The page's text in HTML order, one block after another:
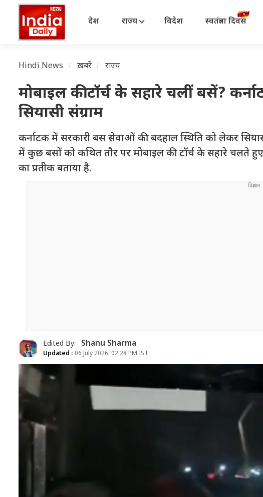
देश राज्य विदेश स्वतंत्रता दिवस
Hindi News ख़बरें राज्य
मोबाइल की टॉर्च के सहारे चलीं बसें?
सियासी संग्राम
कर्नाटक में सरकारी बस सेवाओं की बदहाल स्थिति को लेकर
में कुछ बसों को कथित तौर पर मोबाइल की टॉर्च के सहारे चलते हुए
का प्रतीक बताया है.
Edited By: Shanu Sharma
Updated : 06 July 2026, 02:28 PM IST